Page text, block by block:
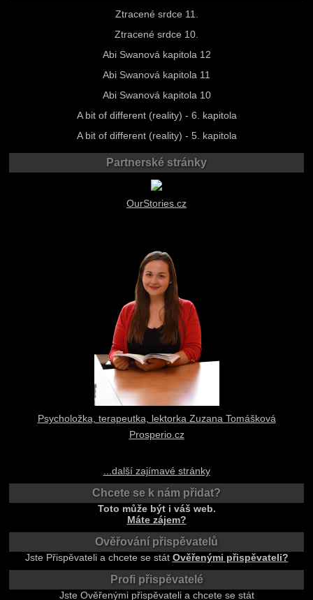
Ztracené srdce 11.
Ztracené srdce 10.
Abi Swanová kapitola 12
Abi Swanová kapitola 11
Abi Swanová kapitola 10
A bit of different (reality) - 6. kapitola
A bit of different (reality) - 5. kapitola
Partnerské stránky
OurStories.cz
Psycholožka, terapeutka, lektorka Zuzana Tomášková
Prosperio.cz
...další zajímavé stránky
Chcete se k nám přidat?
Toto může být i váš web.
Máte zájem?
Ověřování přispěvatelů
Jste Přispěvateli a chcete se stát Ověřenými přispěvateli?
Profi přispěvatelé
Jste Ověřenými přispěvateli a chcete se stát